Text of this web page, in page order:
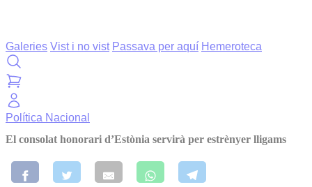
Galeries Vist i no vist Passava per aquí Hemeroteca
Política Nacional
El consolat honorari d’Estònia servirà per estrènyer lligams